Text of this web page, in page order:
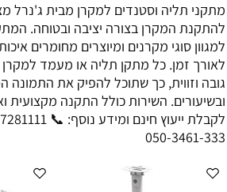
מתקני תליה וסטנדים למקרן מבית ג'נרל
להתקנת המקרן בצורה יציבה ובטוחה.
למגוון סוגי מקרנים ומיוצרים מחומרים
לאורך זמן. כל מתקן תליה או מעמד למקרן
גובה וזווית, כך שתוכל להפיק את
ובשיעורים. השירות כולל התקנה מקצועית
050-3461-333